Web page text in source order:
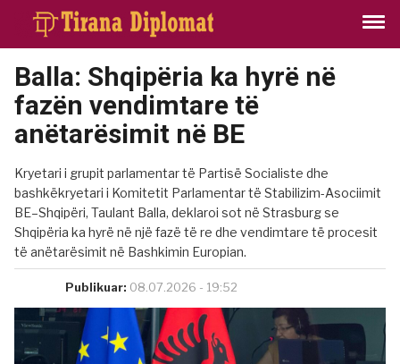
Balla: Shqipëria ka hyrë në
fazën vendimtare të
anëtarësimit në BE
Kryetari i grupit parlamentar të Partisë Socialiste dhe
bashkëkryetari i Komitetit Parlamentar të Stabilizim-Asociimit
BE–Shqipëri, Taulant Balla, deklaroi sot në Strasburg se
Shqipëria ka hyrë në një fazë të re dhe vendimtare të procesit
të anëtarësimit në Bashkimin Europian.
Publikuar: 08.07.2026 - 19:52